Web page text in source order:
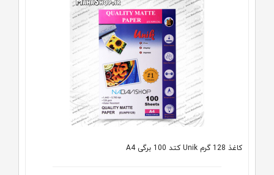
کاغذ 128 گرم Unik کتد 100 برگی A4